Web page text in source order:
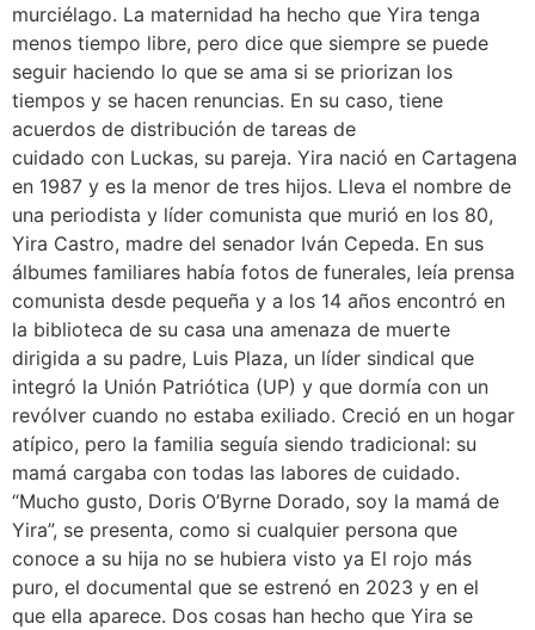
murciélago. La maternidad ha hecho que Yira tenga
menos tiempo libre, pero dice que siempre se puede
seguir haciendo lo que se ama si se priorizan los
tiempos y se hacen renuncias. En su caso, tiene
acuerdos de distribución de tareas de
cuidado con Luckas, su pareja. Yira nació en Cartagena
en 1987 y es la menor de tres hijos. Lleva el nombre de
una periodista y líder comunista que murió en los 80,
Yira Castro, madre del senador Iván Cepeda. En sus
álbumes familiares había fotos de funerales, leía prensa
comunista desde pequeña y a los 14 años encontró en
la biblioteca de su casa una amenaza de muerte
dirigida a su padre, Luis Plaza, un líder sindical que
integró la Unión Patriótica (UP) y que dormía con un
revólver cuando no estaba exiliado. Creció en un hogar
atípico, pero la familia seguía siendo tradicional: su
mamá cargaba con todas las labores de cuidado.
“Mucho gusto, Doris O’Byrne Dorado, soy la mamá de
Yira”, se presenta, como si cualquier persona que
conoce a su hija no se hubiera visto ya El rojo más
puro, el documental que se estrenó en 2023 y en el
que ella aparece. Dos cosas han hecho que Yira se